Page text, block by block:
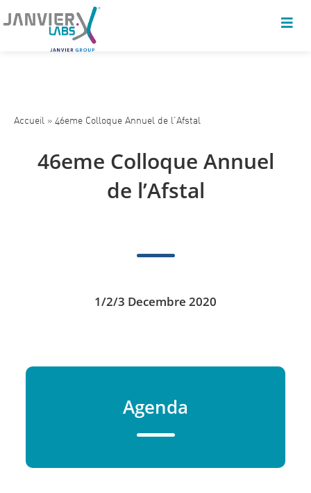
Accueil » 46eme Colloque Annuel de l’Afstal
46eme Colloque Annuel
de l’Afstal
1/2/3 Decembre 2020
Agenda